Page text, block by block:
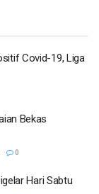
Covid-19, Liga
Bekas
0
Hari Sabtu